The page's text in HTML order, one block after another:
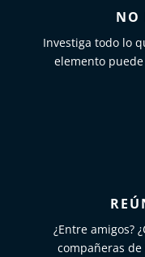
NO
Investiga todo lo
elemento
¿Entre amigos?
compañeras de